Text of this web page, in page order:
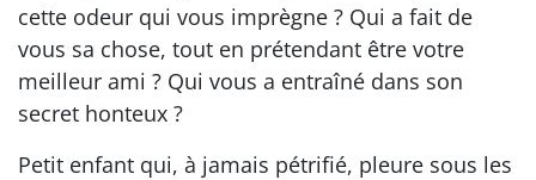
cette odeur qui vous imprègne ? Qui a fait de
vous sa chose, tout en prétendant être votre
meilleur ami ? Qui vous a entraîné dans son
secret honteux ?
Petit enfant qui, à jamais pétrifié, pleure sous les